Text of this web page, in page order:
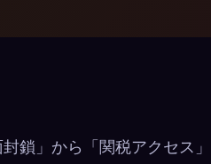
鎖」から「関税アクセス